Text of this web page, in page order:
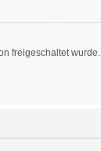
freigeschaltet